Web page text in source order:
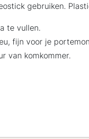
gebruiken.
te vullen.
fijn voor je
van komkommer.